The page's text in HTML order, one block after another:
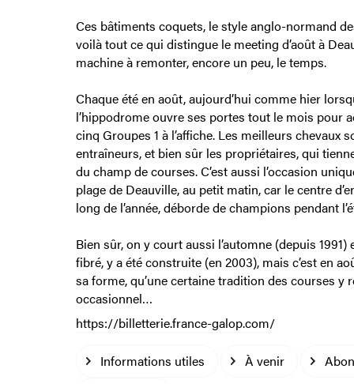
Ces bâtiments coquets, le style anglo-normand
voilà tout ce qui distingue le meeting d’août à
machine à remonter, encore un peu, le temps.
Chaque été en août, aujourd’hui comme hier
l’hippodrome ouvre ses portes tout le mois pour
cinq Groupes 1 à l’affiche. Les meilleurs
entraîneurs, et bien sûr les propriétaires, qui
du champ de courses. C’est aussi l’occasion
plage de Deauville, au petit matin, car le centre
long de l’année, déborde de champions pendant
Bien sûr, on y court aussi l’automne (depuis
fibré, y a été construite (en 2003), mais c’est en
sa forme, qu’une certaine tradition des courses
occasionnel…
https://billetterie.france-galop.com/
Informations utiles À venir